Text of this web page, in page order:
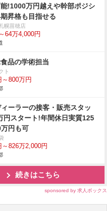
!1000万円越えや幹部ポジシ
昇格も目指せる
幌苗穂店
64万4,000円
品の学術担当
ト
800万円
ーラーの接客・販売スタッ
円スタート!年間休日実質125
円も可
826万2,000円
続きはこちら
sponsored by 求人ボックス